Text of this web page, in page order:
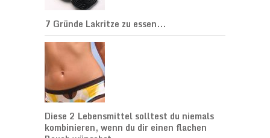
7 Gründe Lakritze zu essen...
Diese 2 Lebensmittel solltest du niemals
kombinieren, wenn du dir einen flachen